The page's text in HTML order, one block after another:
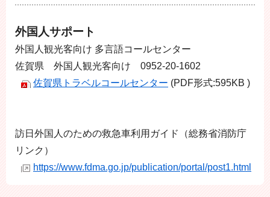
外国人サポート
外国人観光客向け 多言語コールセンター
佐賀県 外国人観光客向け 0952-20-1602
佐賀県トラベルコールセンター (PDF形式:595KB )
訪日外国人のための救急車利用ガイド（総務省消防庁
リンク）
https://www.fdma.go.jp/publication/portal/post1.html